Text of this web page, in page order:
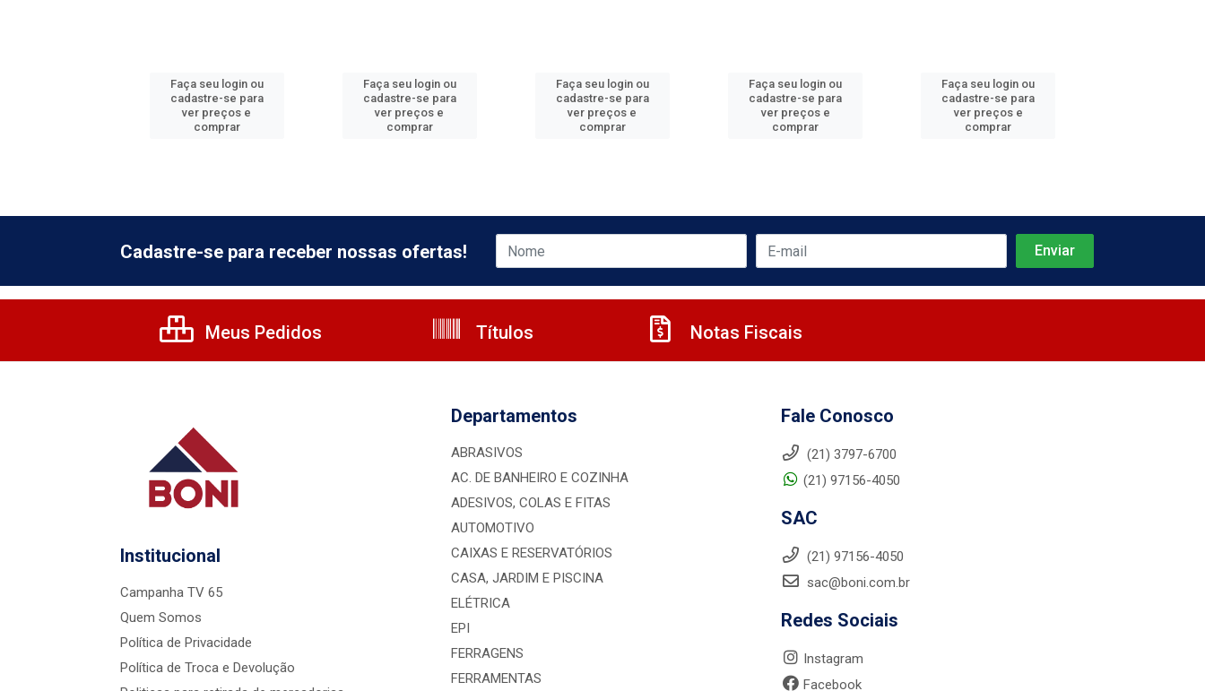
Faça seu login ou
cadastre-se para
ver preços e
comprar
Faça seu login ou
cadastre-se para
ver preços e
comprar
Faça seu login ou
cadastre-se para
ver preços e
comprar
Faça seu login ou
cadastre-se para
ver preços e
comprar
Faça seu login ou
cadastre-se para
ver preços e
comprar
Cadastre-se para receber nossas ofertas!
Meus Pedidos Títulos Notas Fiscais
Institucional
Campanha TV 65
Quem Somos
Política de Privacidade
Política de Troca e Devolução
Departamentos
ABRASIVOS
AC. DE BANHEIRO E COZINHA
ADESIVOS, COLAS E FITAS
AUTOMOTIVO
CAIXAS E RESERVATÓRIOS
CASA, JARDIM E PISCINA
ELÉTRICA
EPI
FERRAGENS
FERRAMENTAS
Fale Conosco
(21) 3797-6700
(21) 97156-4050
SAC
(21) 97156-4050
sac@boni.com.br
Redes Sociais
Instagram
Facebook